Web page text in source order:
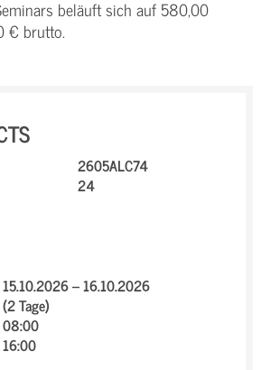
beläuft sich auf 580,00
€ brutto.
2605ALC74
24
15.10.2026 – 16.10.2026
(2 Tage)
08:00
16:00